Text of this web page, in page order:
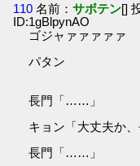
110 名前：サボテン[]
ID:1gBlpynAO
ゴジャァァァァァ
パタン
長門「……」
キョン「大丈夫か、
長門「……」